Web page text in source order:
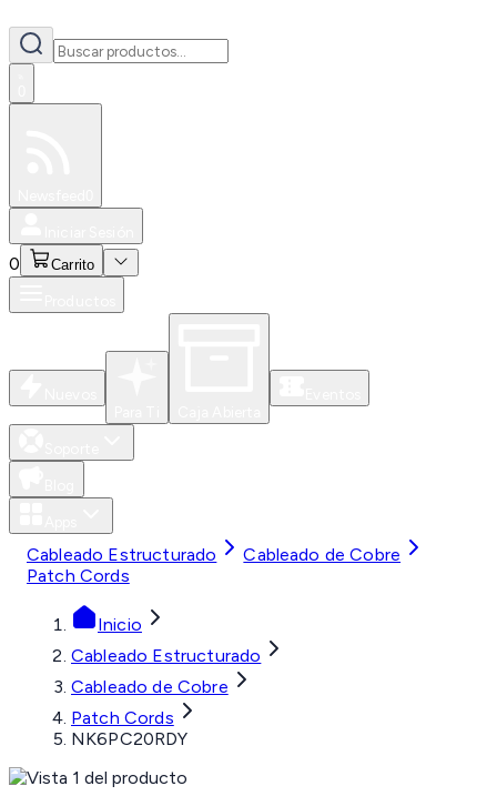
0 Carrito
Cableado Estructurado
Cableado de Cobre
Patch Cords
Inicio
Cableado Estructurado
Cableado de Cobre
Patch Cords
NK6PC20RDY